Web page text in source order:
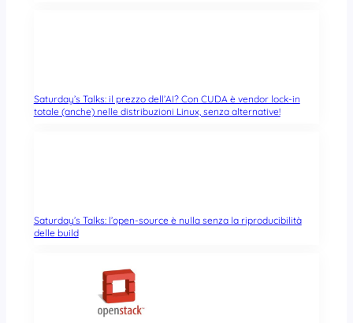
Saturday’s Talks: il prezzo dell’AI? Con CUDA è vendor lock-in
totale (anche) nelle distribuzioni Linux, senza alternative!
Saturday’s Talks: l’open-source è nulla senza la riproducibilità
delle build